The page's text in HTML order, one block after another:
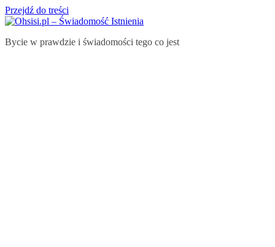
Przejdź do treści
Bycie w prawdzie i świadomości tego co jest